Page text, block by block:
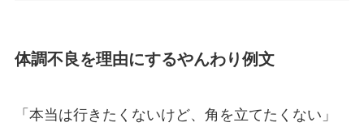
体調不良を理由にするやんわり例文
「本当は行きたくないけど、角を立てたくない」